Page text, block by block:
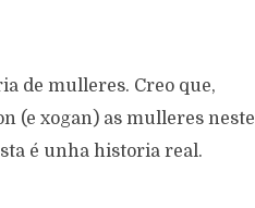
de mulleres. Creo que,
(e xogan) as mulleres neste
é unha historia real.